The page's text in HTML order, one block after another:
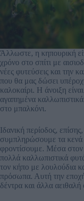
Άλλωστε, η κηπουρική
χρόνο στο σπίτι με
νέες φυτεύσεις και την
που θα μας δώσει
καλοκαίρι. Η άνοιξη
αγαπημένα
στο μπαλκόνι.
Ιδανική περίοδος,
συμπληρώσουμε τα κενά
φροντίσουμε. Μέσα
πολλά καλλωπιστικά
τον κήπο με λουλούδια
πρόσωπα. Αυτή την
δέντρα και άλλα αειθαλή